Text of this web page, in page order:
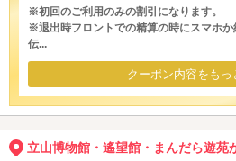
※初回のご利用のみの割引になります。
※退出時フロントでの精算の時にスマホ
伝...
クーポン内容をもっ
立山博物館・遙望館・まんだら遊苑